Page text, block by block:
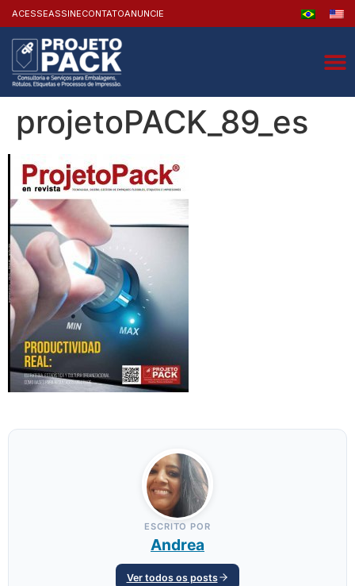
ACESSEASSINECONTATOANUNCIE
projetoPACK_89_es
ESCRITO POR
Andrea
Ver todos os posts